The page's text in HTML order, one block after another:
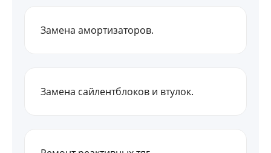
Замена амортизаторов.
Замена сайлентблоков и втулок.